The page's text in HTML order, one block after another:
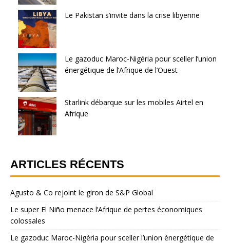
Le Pakistan s’invite dans la crise libyenne
Le gazoduc Maroc-Nigéria pour sceller l’union
énergétique de l’Afrique de l’Ouest
Starlink débarque sur les mobiles Airtel en
Afrique
ARTICLES RÉCENTS
Agusto & Co rejoint le giron de S&P Global
Le super El Niño menace l’Afrique de pertes économiques
colossales
Le gazoduc Maroc-Nigéria pour sceller l’union énergétique de